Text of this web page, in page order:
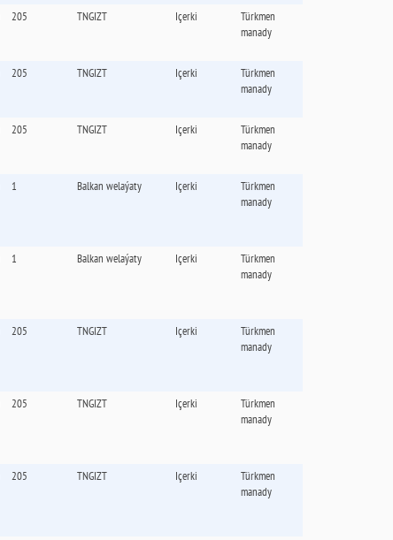
205 TNGIZT Içerki
Türkmen
manady
205 TNGIZT Içerki
Türkmen
manady
205 TNGIZT Içerki
Türkmen
manady
1 Balkan welaýaty Içerki
Türkmen
manady
1 Balkan welaýaty Içerki
Türkmen
manady
205 TNGIZT Içerki
Türkmen
manady
205 TNGIZT Içerki
Türkmen
manady
205 TNGIZT Içerki
Türkmen
manady